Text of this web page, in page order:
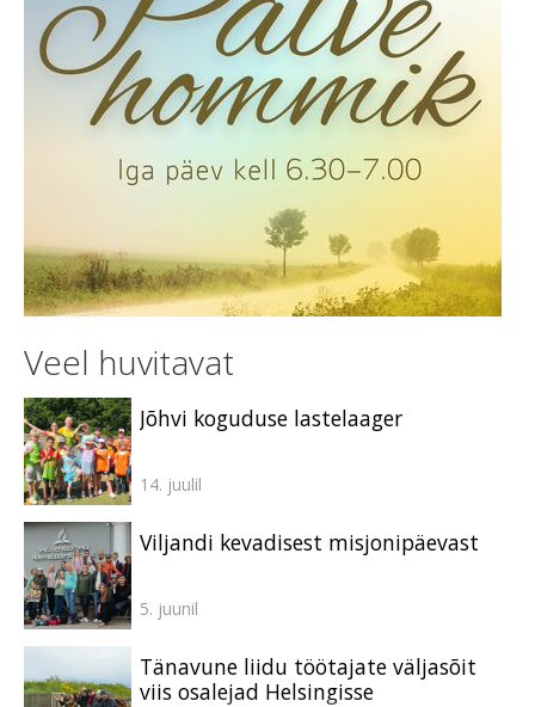
Veel huvitavat
Jõhvi koguduse lastelaager
14. juulil
Viljandi kevadisest misjonipäevast
5. juunil
Tänavune liidu töötajate väljasõit
viis osalejad Helsingisse